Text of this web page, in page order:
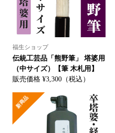
福生ショップ
伝統工芸品「熊野筆」 塔婆用
（中サイズ）【筆 木札用】
販売価格 ¥3,300（税込）
新商品